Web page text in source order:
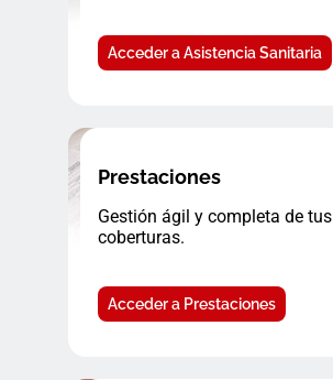
Acceder a Asistencia Sanitaria
Prestaciones
Gestión ágil y completa de tus
coberturas.
Acceder a Prestaciones